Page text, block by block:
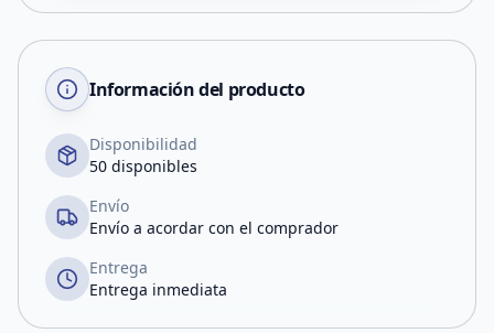
Información del producto
Disponibilidad
50 disponibles
Envío
Envío a acordar con el comprador
Entrega
Entrega inmediata